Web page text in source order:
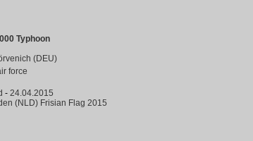
Typhoon
(DEU)
force
- 24.04.2015
(NLD) Frisian Flag 2015